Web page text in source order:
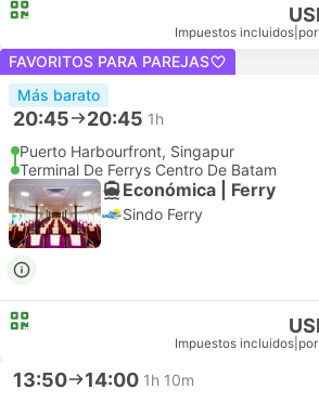
Impuestos incluidos
FAVORITOS PARA PAREJAS
Más barato
20:45 20:45 1h
Puerto Harbourfront, Singapur
Terminal De Ferrys Centro De Batam
Económica | Ferry
Sindo Ferry
Impuestos incluidos
13:50 14:00 1h 10m